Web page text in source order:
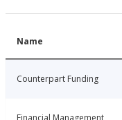
Name
Counterpart Funding